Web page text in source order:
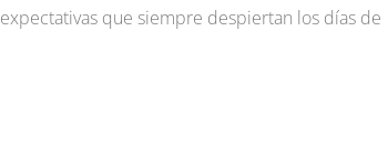
que siempre despiertan los días de